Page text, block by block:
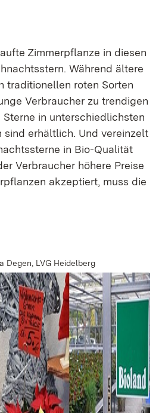
Zimmerpflanze in diesen
Während ältere
traditionellen roten Sorten
Verbraucher zu trendigen
in unterschiedlichsten
sind erhältlich. Und vereinzelt
in Bio-Qualität
Verbraucher höhere Preise
akzeptiert, muss die
Degen, LVG Heidelberg